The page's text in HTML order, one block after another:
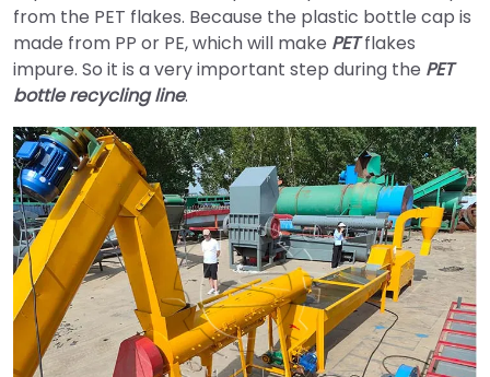
from the PET flakes. Because the plastic bottle cap is
made from PP or PE, which will make PETflakes
impure. So it is a very important step during the PET
bottle recycling line.